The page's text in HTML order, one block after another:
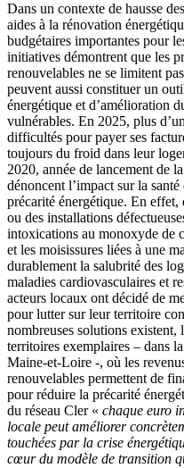
Dans un contexte de hausse
aides à la rénovation
budgétaires importantes pour
initiatives démontrent que les
renouvelables ne se limitent
peuvent aussi constituer un
énergétique et d’amélioration
vulnérables. En 2025, plus
difficultés pour payer ses
toujours du froid dans leur
2020, année de lancement de
dénoncent l’impact sur la
précarité énergétique. En effet,
ou des installations
intoxications au monoxyde de
et les moisissures liées à une
durablement la salubrité des
maladies cardiovasculaires et
acteurs locaux ont décidé de
pour lutter sur leur territoire
nombreuses solutions existent,
territoires exemplaires – dans
Maine-et-Loire -, où les
renouvelables permettent de
pour réduire la précarité
du réseau Cler « chaque euro
locale peut améliorer
touchées par la crise
cœur du modèle de transition